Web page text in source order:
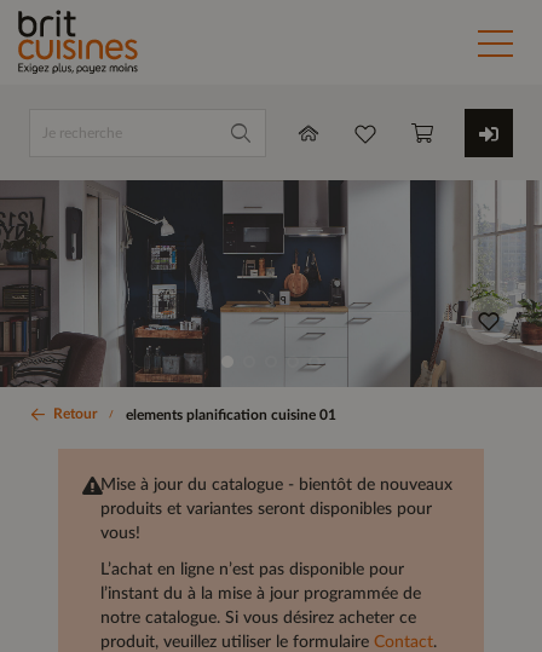
Retour elements planification cuisine 01
Mise à jour du catalogue - bientôt de nouveaux
produits et variantes seront disponibles pour
vous!
L’achat en ligne n’est pas disponible pour
l’instant du à la mise à jour programmée de
notre catalogue. Si vous désirez acheter ce
produit, veuillez utiliser le formulaire Contact.